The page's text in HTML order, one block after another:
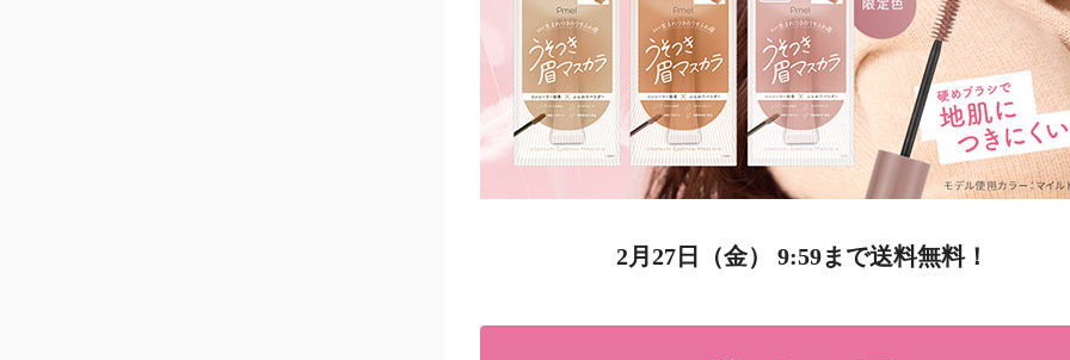
2月27日（金） 9:59まで送料無料！